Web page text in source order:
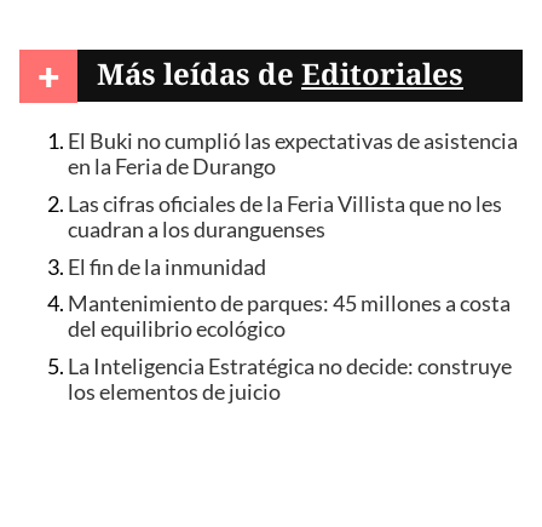
+ Más leídas de Editoriales
El Buki no cumplió las expectativas de asistencia
en la Feria de Durango
Las cifras oficiales de la Feria Villista que no les
cuadran a los duranguenses
El fin de la inmunidad
Mantenimiento de parques: 45 millones a costa
del equilibrio ecológico
La Inteligencia Estratégica no decide: construye
los elementos de juicio